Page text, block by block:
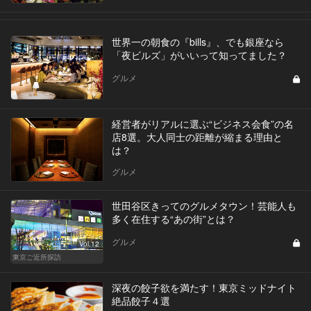
世界一の朝食の『bills』、でも銀座なら
「夜ビルズ」がいいって知ってました？
グルメ
経営者がリアルに選ぶ“ビジネス会食”の名
店8選。大人同士の距離が縮まる理由と
は？
グルメ
Vol.12
東京ご近所探訪
世田谷区きってのグルメタウン！芸能人も
多く在住する“あの街”とは？
グルメ
深夜の餃子欲を満たす！東京ミッドナイト
絶品餃子４選